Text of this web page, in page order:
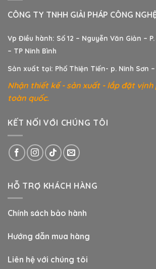
CÔNG TY TNHH GIẢI PHÁP CÔNG
Vp Điều hành: Số 12 – Nguyễn Văn Giản –
– TP Ninh Bình
Sản xuất tại: Phố Thiện Tiến- p. Ninh Sơn –
Nhận thiết kế - sản xuất - lắp đặt
toàn quốc.
KẾT NỐI VỚI CHÚNG TÔI
HỖ TRỢ KHÁCH HÀNG
Chính sách bảo hành
Hướng dẫn mua hàng
Liên hệ với chúng tôi